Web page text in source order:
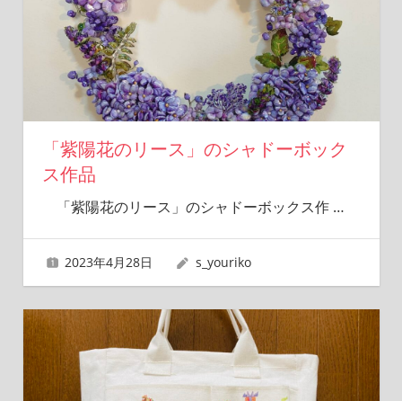
「紫陽花のリース」のシャドーボック
ス作品
「紫陽花のリース」のシャドーボックス作 …
2023年4月28日 s_youriko